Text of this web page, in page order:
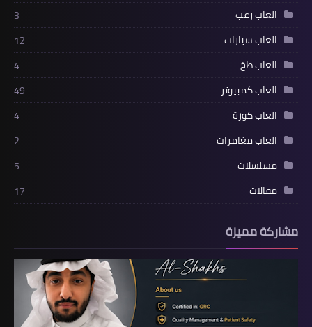
العاب رعب
3
العاب سيارات
12
العاب طخ
4
العاب كمبيوتر
49
العاب كورة
4
العاب مغامرات
2
مسلسلات
5
مقالات
17
مشاركة مميزة